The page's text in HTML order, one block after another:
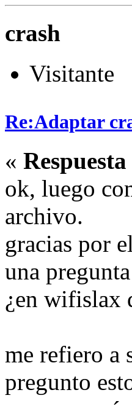
crash
Visitante
Re:Adaptar
«
ok, luego
archivo.
gracias por
una
¿en wifislax
me refiero a
pregunto